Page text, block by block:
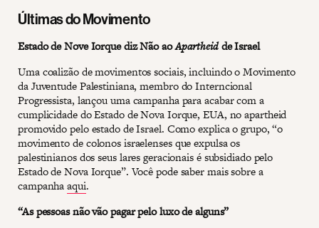
Últimas do Movimento
Estado de Nove Iorque diz Não aoApartheidde Israel
Uma coalizão de movimentos sociais, incluindo o Movimento
da Juventude Palestiniana, membro do Interncional
Progressista, lançou uma campanha para acabar com a
cumplicidade do Estado de Nova Iorque, EUA, no apartheid
promovido pelo estado de Israel. Como explica o grupo, “o
movimento de colonos israelenses que expulsa os
palestinianos dos seus lares geracionais é subsidiado pelo
Estado de Nova Iorque”. Você pode saber mais sobre a
campanhaaqui.
“As pessoas não vão pagar pelo luxo de alguns”